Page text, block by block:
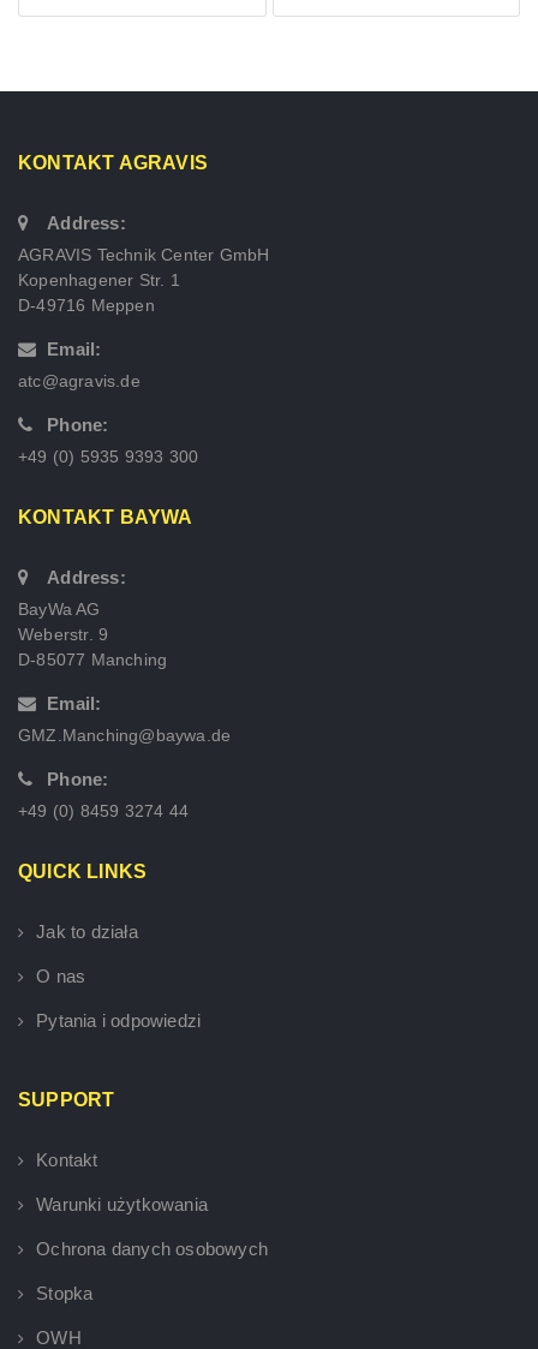
KONTAKT AGRAVIS
Address:
AGRAVIS Technik Center GmbH
Kopenhagener Str. 1
D-49716 Meppen
Email:
atc@agravis.de
Phone:
+49 (0) 5935 9393 300
KONTAKT BAYWA
Address:
BayWa AG
Weberstr. 9
D-85077 Manching
Email:
GMZ.Manching@baywa.de
Phone:
+49 (0) 8459 3274 44
QUICK LINKS
Jak to działa
O nas
Pytania i odpowiedzi
SUPPORT
Kontakt
Warunki użytkowania
Ochrona danych osobowych
Stopka
OWH